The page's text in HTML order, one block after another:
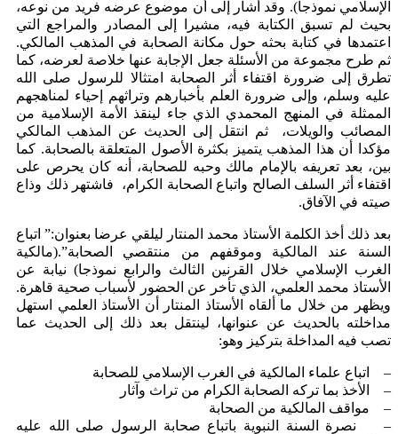
الإسلامي نموذجا). وقد أشار إلى أن موضوع عرضه فريد من نوعه،
بحيث لم تسبق الكتابة فيه، مشيرا إلى المصادر والمراجع التي
اعتمدها في كتابة بحثه حول مكانة الصحابة في المذهب المالكي.
ثم طرح مجموعة من الأسئلة جعل الإجابة عنها خلاصة لعرضه، كما
تطرق إلى ضرورة اقتفاء أثر الصحابة امتثالا للرسول صلى الله
عليه وسلم، وإلى ضرورة العلم بأخبارهم وتراثهم إحياء لمناهجهم
الممثلة في المنهج المحمدي الذي جاء لينقذ الأمة الإسلامية من
المصائب والويلات، ثم انتقل إلى الحديث عن المذهب المالكي
مؤكدا أن هذا المذهب يتميز بكثرة الأصول المتعلقة بالصحابة. كما
بين، بعد تعريفه بالإمام مالك وحبه للصحابة، أنه كان يحرص على
اقتفاء أثر السلف الصالح واتباع الصحابة الكرام، فاشتهر ذلك وذاع
صيته في الآفاق.
بعد ذلك أخذ الكلمة الأستاذ محمد المنتار ليلقي عرضا بعنوان:” اتباع
السنة عند المالكية وموقفهم من منتقصي الصحابة”.(مالكية
الغرب الإسلامي خلال القرنين الثالث والرابع نموذجا) نيابة عن
الأستاذ محمد العلمي، الذي تأخر عن الحضور لأسباب صحية قاهرة.
ويظهر من خلال ما ألقاه الأستاذ المنتار أن الأستاذ العلمي استهل
مداخلته بالحديث عن عنوانها، لينتقل بعد ذلك إلى الحديث عما
تصب فيه المداخلة بتركيز وهو:
– اتباع علماء المالكية في الغرب الإسلامي للصحابة
– الأخذ بما تركه الصحابة الكرام من تراث وآثار
– مواقف المالكية من الصحابة
– نصرة السنة النبوية باتباع صحابة الرسول صلى الله عليه